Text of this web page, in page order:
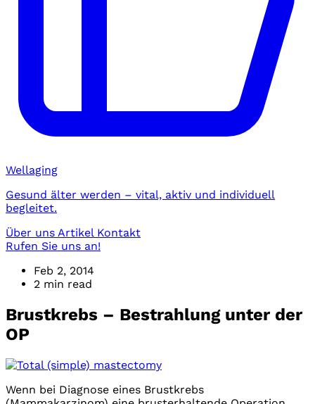
Wellaging
Gesund älter werden – vital, aktiv und individuell
begleitet.
Über uns Artikel Kontakt
Rufen Sie uns an!
Feb 2, 2014
2 min read
Brustkrebs – Bestrahlung unter der
OP
Wenn bei Diagnose eines Brustkrebs